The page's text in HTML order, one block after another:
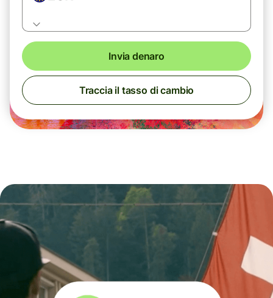
Invia denaro
Traccia il tasso di cambio